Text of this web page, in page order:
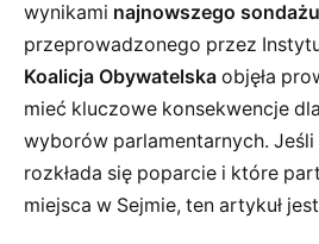
wynikami najnowszego
przeprowadzonego przez
Koalicja Obywatelska objęła
mieć kluczowe konsekwencje
wyborów parlamentarnych. Jeśli
rozkłada się poparcie i które
miejsca w Sejmie, ten artykuł